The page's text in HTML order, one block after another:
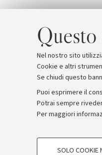
Nel nostro sito
Cookie e altri
Se chiudi questo
Puoi esprimere il
Potrai sempre
Per maggiori
COOKIE DI
SOLO COOKIE
Archivio Comunicati